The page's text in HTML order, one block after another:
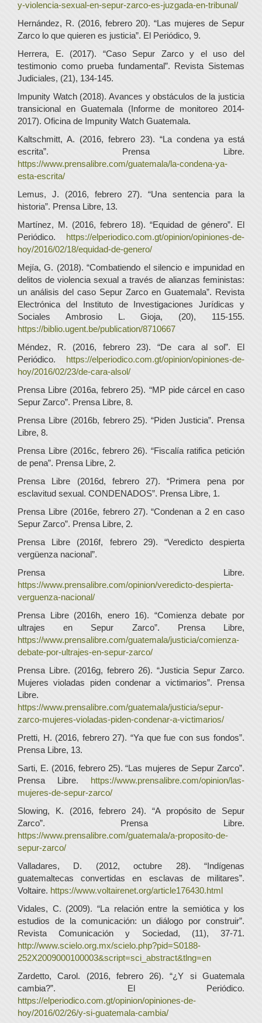
y-violencia-sexual-en-sepur-zarco-es-juzgada-en-tribunal/
Hernández, R. (2016, febrero 20). “Las mujeres de Sepur
Zarco lo que quieren es justicia”. El Periódico, 9.
Herrera, E. (2017). “Caso Sepur Zarco y el uso del
testimonio como prueba fundamental”. Revista Sistemas
Judiciales, (21), 134-145.
Impunity Watch (2018). Avances y obstáculos de la justicia
transicional en Guatemala (Informe de monitoreo 2014-
2017). Oficina de Impunity Watch Guatemala.
Kaltschmitt, A. (2016, febrero 23). “La condena ya está
escrita”. Prensa Libre.
https://www.prensalibre.com/guatemala/la-condena-ya-
esta-escrita/
Lemus, J. (2016, febrero 27). “Una sentencia para la
historia”. Prensa Libre, 13.
Martínez, M. (2016, febrero 18). “Equidad de género”. El
Periódico. https://elperiodico.com.gt/opinion/opiniones-de-
hoy/2016/02/18/equidad-de-genero/
Mejía, G. (2018). “Combatiendo el silencio e impunidad en
delitos de violencia sexual a través de alianzas feministas:
un análisis del caso Sepur Zarco en Guatemala”. Revista
Electrónica del Instituto de Investigaciones Jurídicas y
Sociales Ambrosio L. Gioja, (20), 115-155.
https://biblio.ugent.be/publication/8710667
Méndez, R. (2016, febrero 23). “De cara al sol”. El
Periódico. https://elperiodico.com.gt/opinion/opiniones-de-
hoy/2016/02/23/de-cara-alsol/
Prensa Libre (2016a, febrero 25). “MP pide cárcel en caso
Sepur Zarco”. Prensa Libre, 8.
Prensa Libre (2016b, febrero 25). “Piden Justicia”. Prensa
Libre, 8.
Prensa Libre (2016c, febrero 26). “Fiscalía ratifica petición
de pena”. Prensa Libre, 2.
Prensa Libre (2016d, febrero 27). “Primera pena por
esclavitud sexual. CONDENADOS”. Prensa Libre, 1.
Prensa Libre (2016e, febrero 27). “Condenan a 2 en caso
Sepur Zarco”. Prensa Libre, 2.
Prensa Libre (2016f, febrero 29). “Veredicto despierta
vergüenza nacional”.
Prensa Libre.
https://www.prensalibre.com/opinion/veredicto-despierta-
verguenza-nacional/
Prensa Libre (2016h, enero 16). “Comienza debate por
ultrajes en Sepur Zarco”. Prensa Libre,
https://www.prensalibre.com/guatemala/justicia/comienza-
debate-por-ultrajes-en-sepur-zarco/
Prensa Libre. (2016g, febrero 26). “Justicia Sepur Zarco.
Mujeres violadas piden condenar a victimarios”. Prensa
Libre.
https://www.prensalibre.com/guatemala/justicia/sepur-
zarco-mujeres-violadas-piden-condenar-a-victimarios/
Pretti, H. (2016, febrero 27). “Ya que fue con sus fondos”.
Prensa Libre, 13.
Sarti, E. (2016, febrero 25). “Las mujeres de Sepur Zarco”.
Prensa Libre. https://www.prensalibre.com/opinion/las-
mujeres-de-sepur-zarco/
Slowing, K. (2016, febrero 24). “A propósito de Sepur
Zarco”. Prensa Libre.
https://www.prensalibre.com/guatemala/a-proposito-de-
sepur-zarco/
Valladares, D. (2012, octubre 28). “Indígenas
guatemaltecas convertidas en esclavas de militares”.
Voltaire. https://www.voltairenet.org/article176430.html
Vidales, C. (2009). “La relación entre la semiótica y los
estudios de la comunicación: un diálogo por construir”.
Revista Comunicación y Sociedad, (11), 37-71.
http://www.scielo.org.mx/scielo.php?pid=S0188-
252X2009000100003&script=sci_abstract&tlng=en
Zardetto, Carol. (2016, febrero 26). “¿Y si Guatemala
cambia?”. El Periódico.
https://elperiodico.com.gt/opinion/opiniones-de-
hoy/2016/02/26/y-si-guatemala-cambia/